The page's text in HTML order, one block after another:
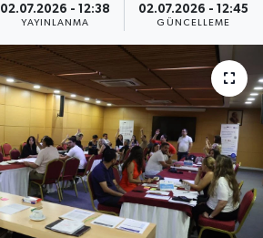
02.07.2026 - 12:38
YAYINLANMA
02.07.2026 - 12:45
GÜNCELLEME